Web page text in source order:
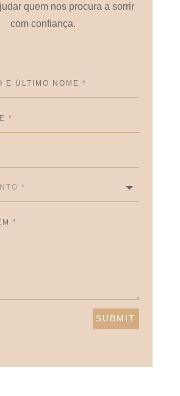
quem nos procura a sorrir
com confiança.
SUBMIT